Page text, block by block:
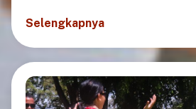
Selengkapnya